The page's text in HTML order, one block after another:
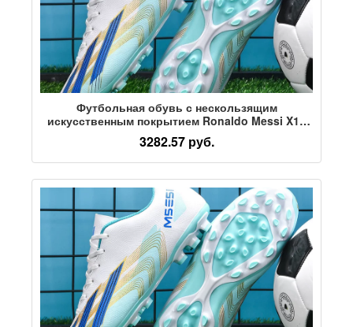
Футбольная обувь с нескользящим
искусственным покрытием Ronaldo Messi X19
Falcon для мужчин и женщин, длинные ногти,
сломанные ногти tf, студенческие детские
кроссовки
3282.57 руб.